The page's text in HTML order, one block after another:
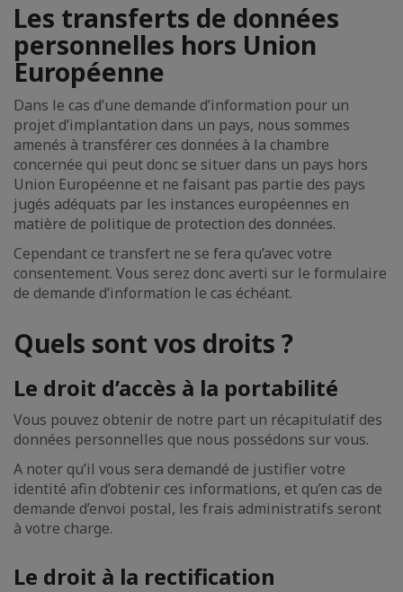
Les transferts de données
personnelles hors Union
Européenne
Dans le cas d’une demande d’information pour un
projet d’implantation dans un pays, nous sommes
amenés à transférer ces données à la chambre
concernée qui peut donc se situer dans un pays hors
Union Européenne et ne faisant pas partie des pays
jugés adéquats par les instances européennes en
matière de politique de protection des données.
Cependant ce transfert ne se fera qu’avec votre
consentement. Vous serez donc averti sur le formulaire
de demande d’information le cas échéant.
Quels sont vos droits ?
Le droit d’accès à la portabilité
Vous pouvez obtenir de notre part un récapitulatif des
données personnelles que nous possédons sur vous.
A noter qu’il vous sera demandé de justifier votre
identité afin d’obtenir ces informations, et qu’en cas de
demande d’envoi postal, les frais administratifs seront
à votre charge.
Le droit à la rectification